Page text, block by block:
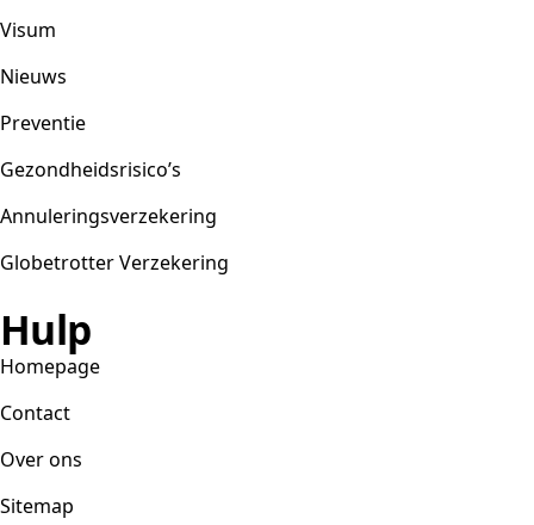
Visum
Nieuws
Preventie
Gezondheidsrisico’s
Annuleringsverzekering
Globetrotter Verzekering
Hulp
Homepage
Contact
Over ons
Sitemap